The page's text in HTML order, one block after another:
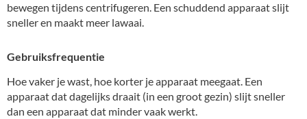
bewegen tijdens centrifugeren. Een schuddend apparaat slijt
sneller en maakt meer lawaai.
Gebruiksfrequentie
Hoe vaker je wast, hoe korter je apparaat meegaat. Een
apparaat dat dagelijks draait (in een groot gezin) slijt sneller
dan een apparaat dat minder vaak werkt.